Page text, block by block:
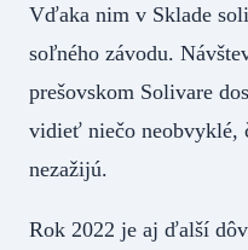
Vďaka nim v Sklade
soľného závodu.
prešovskom Solivare
vidieť niečo neobvyklé,
nezažijú.
Rok 2022 je aj ďalší